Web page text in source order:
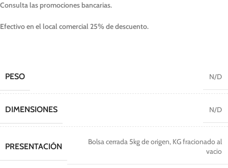
Consulta las promociones bancarias.
Efectivo en el local comercial 25% de descuento.
PESO N/D
DIMENSIONES N/D
PRESENTACIÓN Bolsa cerrada 5kg de origen, KG fracionado al
vacio